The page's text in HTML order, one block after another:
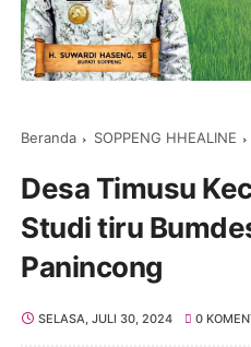
Beranda SOPPENG HHEALINE
Desa Timusu
Studi tiru
Panincong
SELASA, JULI 30, 2024 0